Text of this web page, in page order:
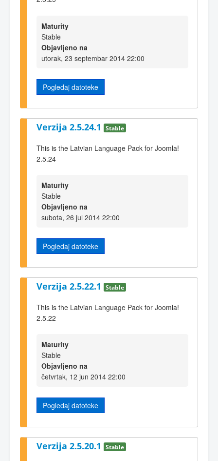
Maturity
Stable
Objavljeno na
utorak, 23 septembar 2014 22:00
Pogledaj datoteke
Verzija 2.5.24.1 Stable
This is the Latvian Language Pack for Joomla!
2.5.24
Maturity
Stable
Objavljeno na
subota, 26 jul 2014 22:00
Pogledaj datoteke
Verzija 2.5.22.1 Stable
This is the Latvian Language Pack for Joomla!
2.5.22
Maturity
Stable
Objavljeno na
četvrtak, 12 jun 2014 22:00
Pogledaj datoteke
Verzija 2.5.20.1 Stable